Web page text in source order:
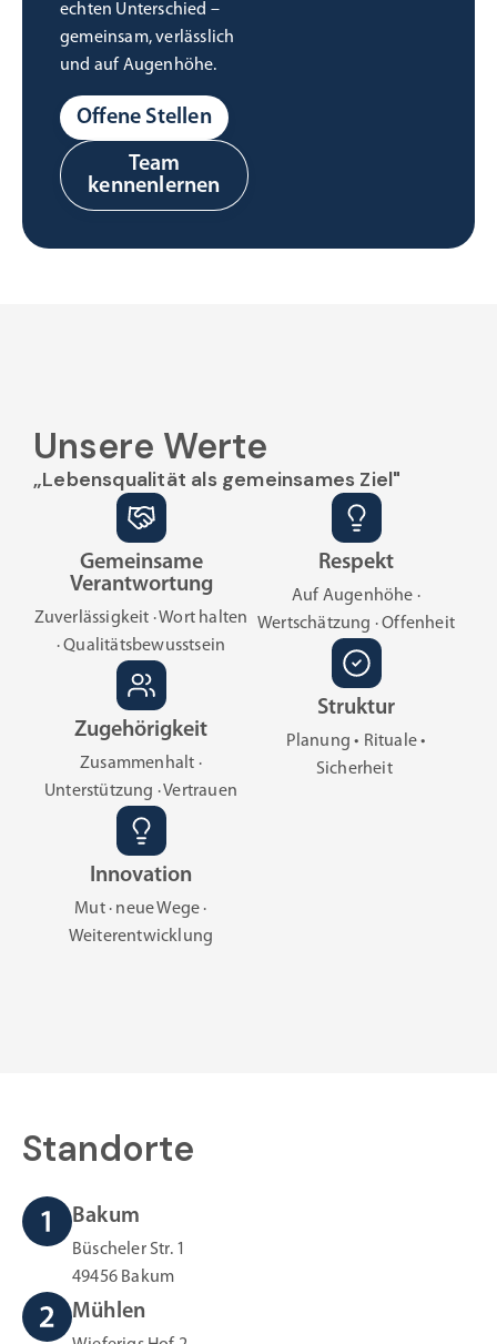
echten Unterschied –
gemeinsam, verlässlich
und auf Augenhöhe.
Offene Stellen
Team
kennenlernen
Unsere Werte
„Lebensqualität als gemeinsames Ziel"
Gemeinsame
Verantwortung
Zuverlässigkeit · Wort halten
· Qualitätsbewusstsein
Zugehörigkeit
Zusammenhalt ·
Unterstützung · Vertrauen
Innovation
Mut · neue Wege ·
Weiterentwicklung
Respekt
Auf Augenhöhe ·
Wertschätzung · Offenheit
Struktur
Planung • Rituale •
Sicherheit
Standorte
Bakum
Büscheler Str. 1
49456 Bakum
Mühlen